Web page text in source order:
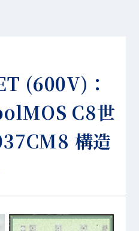
(600V)：
C8世
構造